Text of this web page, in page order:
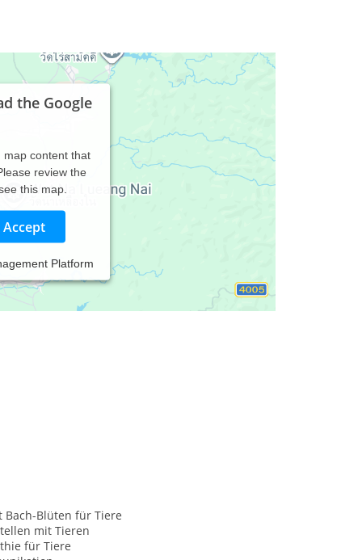
the Google
map content that
review the
this map.
Accept
Platform
und Kleinsäugetiere.
biete ich Reiki, Tierkommunikation, Waldbaden
Bach-Blüten für Tiere
mit Tieren
für Tiere